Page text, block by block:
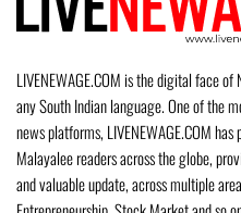
LIVENEWAGE.COM is the digital face
any South Indian language. One of the
news platforms, LIVENEWAGE.COM
Malayalee readers across the globe,
and valuable update, across multiple